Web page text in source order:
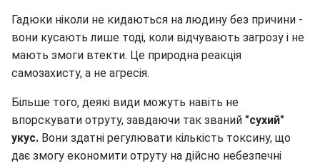
Гадюки ніколи не кидаються на людину без причини -
вони кусають лише тоді, коли відчувають загрозу і не
мають змоги втекти. Це природна реакція
самозахисту, а не агресія.
Більше того, деякі види можуть навіть не
впорскувати отруту, завдаючи так званий "сухий"
укус. Вони здатні регулювати кількість токсину, що
дає змогу економити отруту на дійсно небезпечні